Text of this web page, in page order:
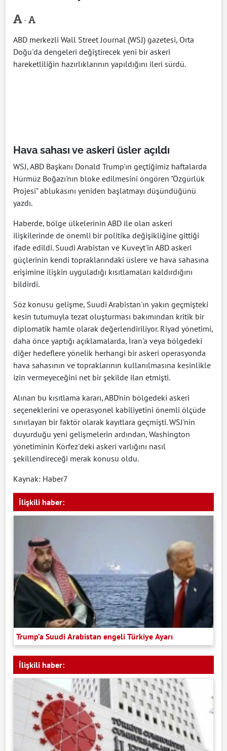
-
ABD merkezli Wall Street Journal (WSJ) gazetesi, Orta
Doğu'da dengeleri değiştirecek yeni bir askeri
hareketliliğin hazırlıklarının yapıldığını ileri sürdü.
Hava sahası ve askeri üsler açıldı
WSJ, ABD Başkanı Donald Trump'ın geçtiğimiz haftalarda
Hürmüz Boğazı'nın bloke edilmesini öngören "Özgürlük
Projesi" ablukasını yeniden başlatmayı düşündüğünü
yazdı.
Haberde, bölge ülkelerinin ABD ile olan askeri
ilişkilerinde de önemli bir politika değişikliğine gittiği
ifade edildi. Suudi Arabistan ve Kuveyt'in ABD askeri
güçlerinin kendi topraklarındaki üslere ve hava sahasına
erişimine ilişkin uyguladığı kısıtlamaları kaldırdığını
bildirdi.
Söz konusu gelişme, Suudi Arabistan'ın yakın geçmişteki
kesin tutumuyla tezat oluşturması bakımından kritik bir
diplomatik hamle olarak değerlendiriliyor. Riyad yönetimi,
daha önce yaptığı açıklamalarda, İran'a veya bölgedeki
diğer hedeflere yönelik herhangi bir askeri operasyonda
hava sahasının ve topraklarının kullanılmasına kesinlikle
izin vermeyeceğini net bir şekilde ilan etmişti.
Alınan bu kısıtlama kararı, ABD'nin bölgedeki askeri
seçeneklerini ve operasyonel kabiliyetini önemli ölçüde
sınırlayan bir faktör olarak kayıtlara geçmişti. WSJ'nin
duyurduğu yeni gelişmelerin ardından, Washington
yönetiminin Körfez'deki askeri varlığını nasıl
şekillendireceği merak konusu oldu.
Kaynak: Haber7
İlişkili haber:
Trump’a Suudi Arabistan engeli Türkiye Ayarı
İlişkili haber: